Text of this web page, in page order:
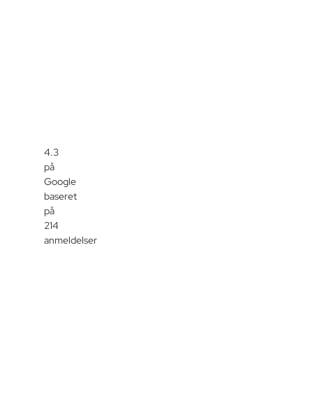
4.3
på
Google
baseret
på
214
anmeldelser